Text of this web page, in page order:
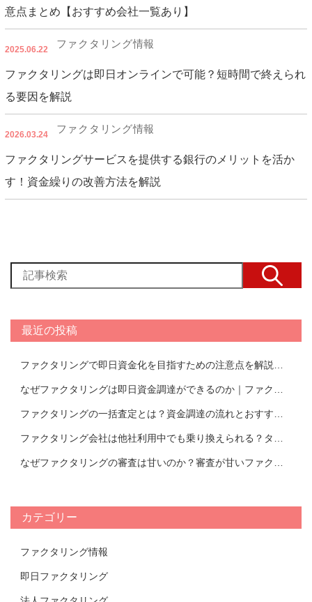
意点まとめ【おすすめ会社一覧あり】
2025.06.22 ファクタリング情報
ファクタリングは即日オンラインで可能？短時間で終えられ
る要因を解説
2026.03.24 ファクタリング情報
ファクタリングサービスを提供する銀行のメリットを活か
す！資金繰りの改善方法を解説
最近の投稿
ファクタリングで即日資金化を目指すための注意点を解説！即日ファクタリングできるおすすめ会社TOP17
なぜファクタリングは即日資金調達ができるのか｜ファクタリング会社紹介
ファクタリングの一括査定とは？資金調達の流れとおすすめの活用方法を解説｜おすすめのファクタリング会社TOP14比較表
ファクタリング会社は他社利用中でも乗り換えられる？タイミングやメリットについて解説！【おすすめ会社一覧あり】
なぜファクタリングの審査は甘いのか？審査が甘いファクタリング会社の特徴と審査において重要視されるポイントについて解説！
カテゴリー
ファクタリング情報
即日ファクタリング